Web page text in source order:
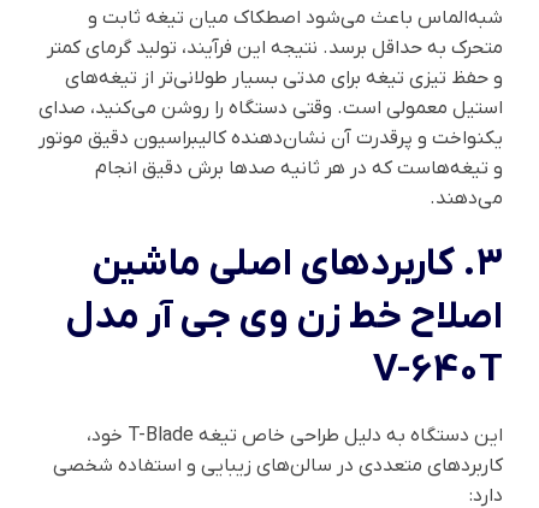
شبه‌الماس باعث می‌شود اصطکاک میان تیغه ثابت و
متحرک به حداقل برسد. نتیجه این فرآیند، تولید گرمای کمتر
و حفظ تیزی تیغه برای مدتی بسیار طولانی‌تر از تیغه‌های
استیل معمولی است. وقتی دستگاه را روشن می‌کنید، صدای
یکنواخت و پرقدرت آن نشان‌دهنده کالیبراسیون دقیق موتور
و تیغه‌هاست که در هر ثانیه صدها برش دقیق انجام
می‌دهند.
۳. کاربردهای اصلی
ماشین
اصلاح خط زن وی جی آر مدل
V-640T
این دستگاه به دلیل طراحی خاص تیغه T-Blade خود،
کاربردهای متعددی در سالن‌های زیبایی و استفاده شخصی
دارد: